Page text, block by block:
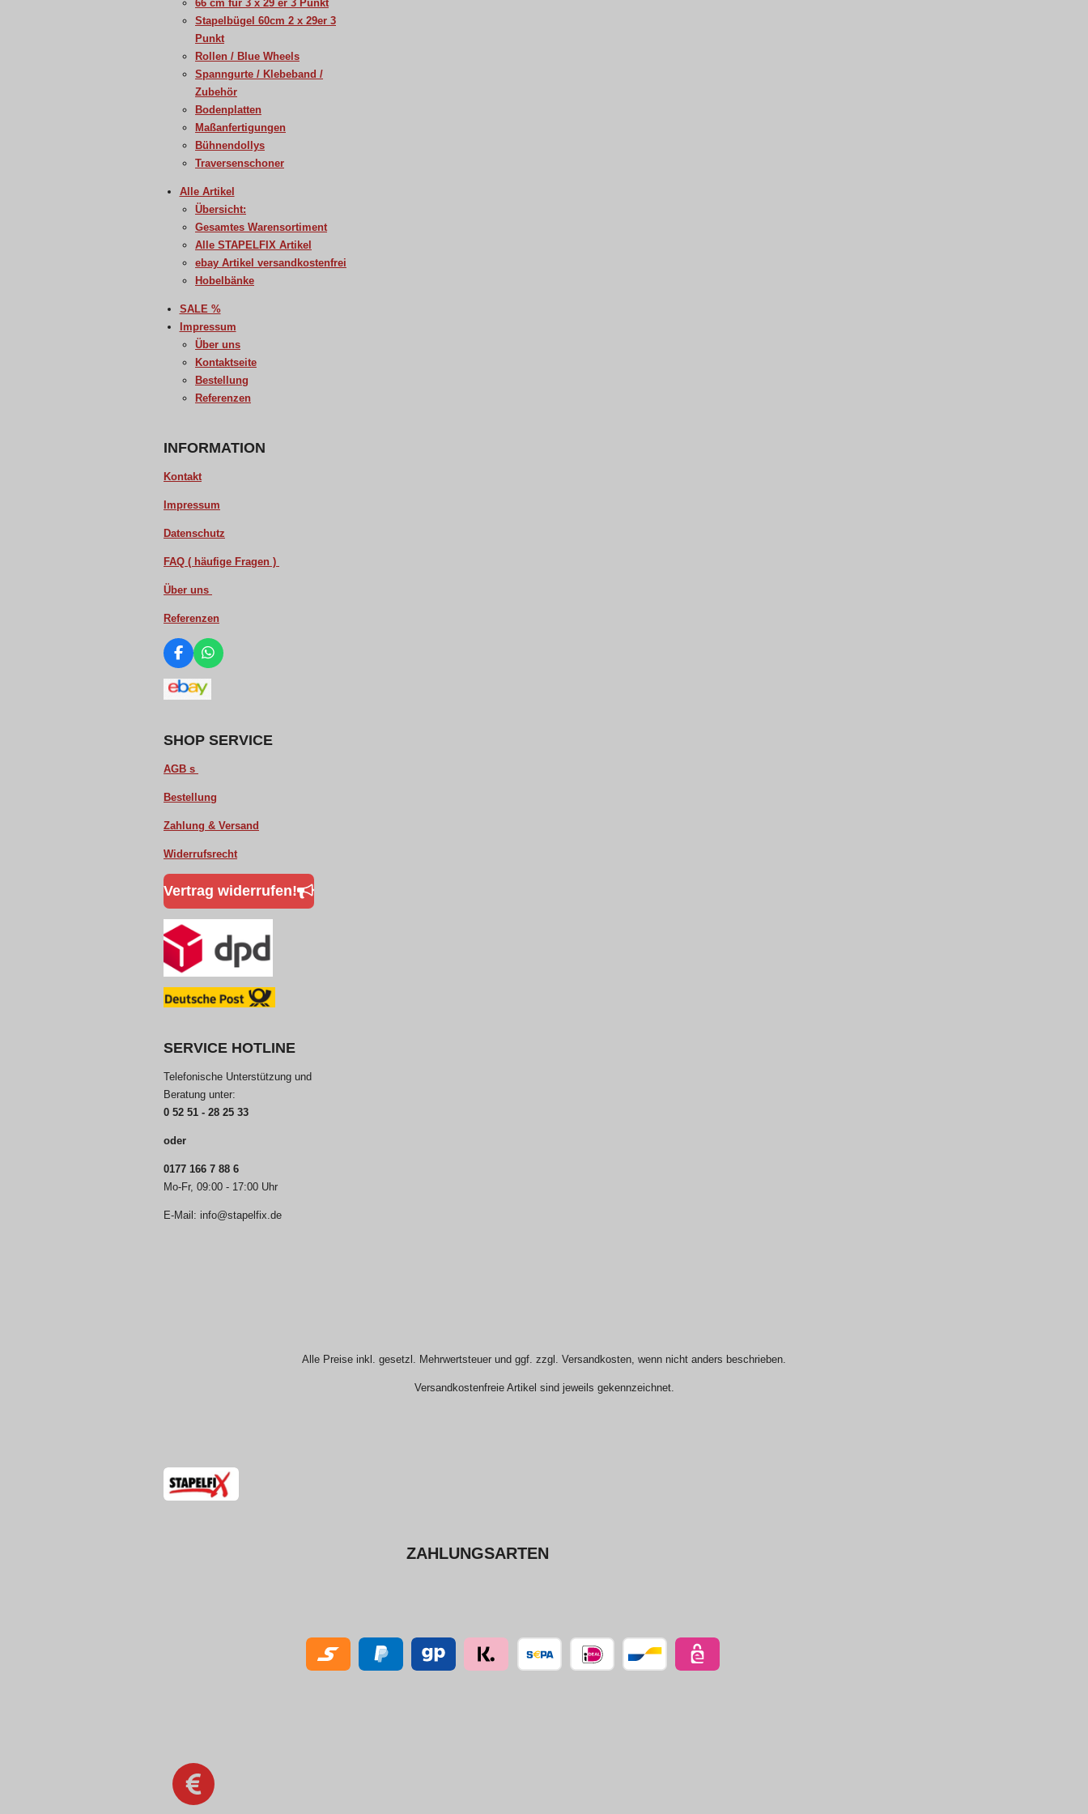
66 cm für 3 x 29 er 3 Punkt
Stapelbügel 60cm 2 x 29er 3
Punkt
Rollen / Blue Wheels
Spanngurte / Klebeband /
Zubehör
Bodenplatten
Maßanfertigungen
Bühnendollys
Traversenschoner
Alle Artikel
Übersicht:
Gesamtes Warensortiment
Alle STAPELFIX Artikel
ebay Artikel versandkostenfrei
Hobelbänke
SALE %
Impressum
Über uns
Kontaktseite
Bestellung
Referenzen
INFORMATION
Kontakt
Impressum
Datenschutz
FAQ ( häufige Fragen )
Über uns
Referenzen
F
a
c
e
o
k
W
h
a
t
p
p
SHOP SERVICE
AGB s
Bestellung
Zahlung & Versand
Widerrufsrecht
Vertrag widerrufen!
SERVICE HOTLINE
Telefonische Unterstützung und
Beratung unter:
0 52 51 - 28 25 33
oder
0177 166 7 88 6
Mo-Fr, 09:00 - 17:00 Uhr
E-Mail: info@stapelfix.de
Alle Preise inkl. gesetzl. Mehrwertsteuer und ggf. zzgl. Versandkosten, wenn nicht anders beschrieben.
Versandkostenfreie Artikel sind jeweils gekennzeichnet.
ZAHLUNGSARTEN